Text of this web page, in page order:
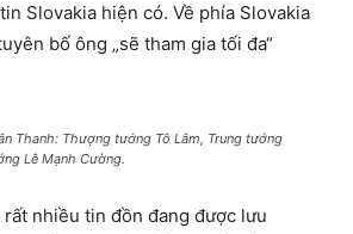
Slovakia hiện có. Về phía Slovakia
bố ông „sẽ tham gia tối đa“
Thanh: Thượng tướng Tô Lâm, Trung tướng
Lê Mạnh Cường.
nhiều tin đồn đang được lưu